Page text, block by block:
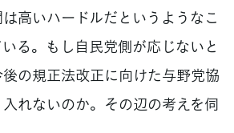
高いハードルだというようなこ
る。もし自民党側が応じないと
の規正法改正に向けた与野党協
れないのか。その辺の考えを伺